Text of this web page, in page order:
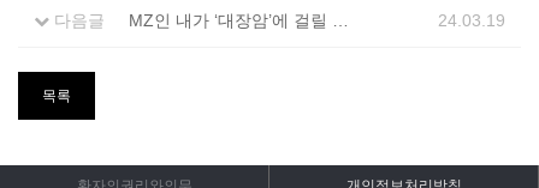
다음글 24.03.19
목록